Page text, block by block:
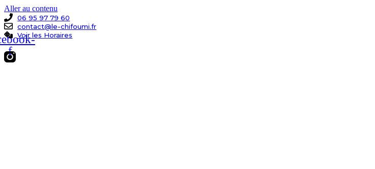
Aller au contenu
06 95 97 79 60
contact@le-chifoumi.fr
Voir les Horaires
f